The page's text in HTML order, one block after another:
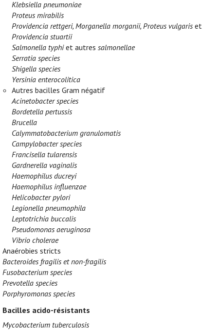
Klebsiella pneumoniae
Proteus mirabilis
Providencia rettgeri, Morganella morganii, Proteus vulgaris et
Providencia stuartii
Salmonella typhiet autressalmonellae
Serratia species
Shigella species
Yersinia enterocolitica
Autres bacilles Gram négatif
Acinetobacter species
Bordetella pertussis
Brucella
Calymmatobacterium granulomatis
Campylobacter species
Francisella tularensis
Gardnerella vaginalis
Haemophilus ducreyi
Haemophilus influenzae
Helicobacter pylori
Legionella pneumophila
Leptotrichia buccalis
Pseudomonas aeruginosa
Vibrio cholerae
Anaérobies stricts
Bacteroides fragilis et non-fragilis
Fusobacterium species
Prevotella species
Porphyromonas species
Bacilles acido-résistants
Mycobacterium tuberculosis